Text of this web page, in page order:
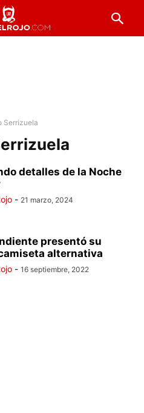
Serrizuela
detalles de la Noche
- 21 marzo, 2024
presentó su
alternativa
- 16 septiembre, 2022